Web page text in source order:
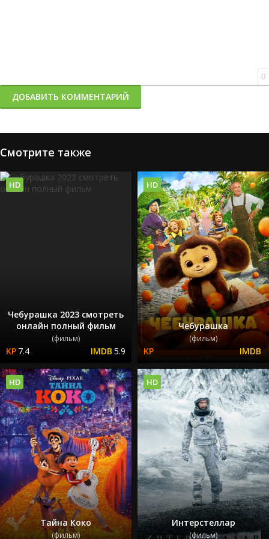
0
ДОБАВИТЬ КОММЕНТАРИЙ
Смотрите также
Чебурашка 2023 смотреть
онлайн полный фильм
(фильм)
7.4 5.9
HD
Чебурашка
(фильм)
HD
Тайна Коко
(фильм)
HD
Интерстеллар
(фильм)
HD